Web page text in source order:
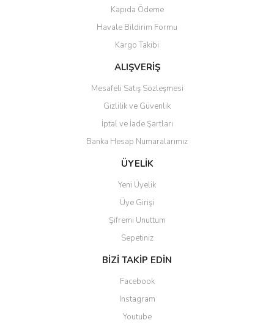
Ürün fiyatı diğer sitelerden daha pahalı.
Bu ürüne benzer farklı alternatifler olmalı.
Gönder
Kapıda Ödeme
Havale Bildirim Formu
Kargo Takibi
ALIŞVERİŞ
Mesafeli Satış Sözleşmesi
Gizlilik ve Güvenlik
İptal ve İade Şartları
Banka Hesap Numaralarımız
ÜYELİK
Yeni Üyelik
Üye Girişi
Şifremi Unuttum
Sepetiniz
BİZİ TAKİP EDİN
Facebook
Instagram
Youtube